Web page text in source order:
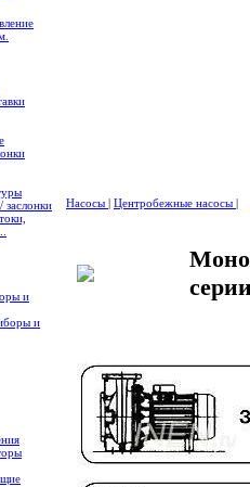
заслонки
и
и
Насосы | Центробежные насосы |